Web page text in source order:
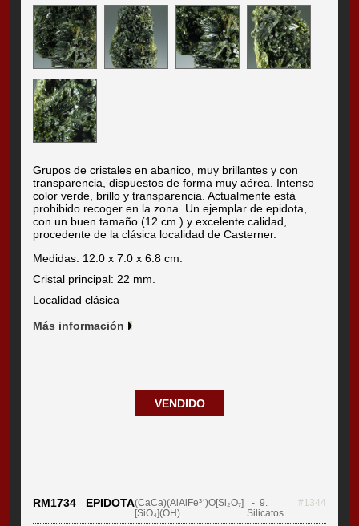
Grupos de cristales en abanico, muy brillantes y con
transparencia, dispuestos de forma muy aérea. Intenso
color verde, brillo y transparencia. Actualmente está
prohibido recoger en la zona. Un ejemplar de epidota,
con un buen tamaño (12 cm.) y excelente calidad,
procedente de la clásica localidad de Casterner.
Medidas: 12.0 x 7.0 x 6.8 cm.
Cristal principal: 22 mm.
Localidad clásica
Más información
VENDIDO
RM1734 EPIDOTA(CaCa)(AlAlFe³⁺)O[Si₂O₇]
[SiO₄](OH)
- 9.
Silicatos
#1344